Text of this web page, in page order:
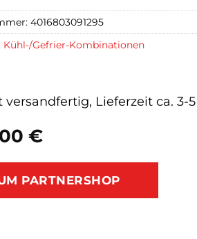
€
versandfertig, Lieferzeit ca. 3-
PARTNERSHOP
4016803091295
Kühl-/Gefrier-Kombinationen